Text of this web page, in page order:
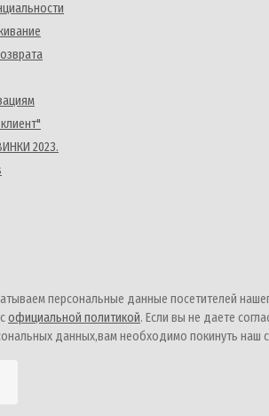
2023.
персональные данные посетителей
официальной политикой. Если вы не даете
данных,вам необходимо покинуть наш